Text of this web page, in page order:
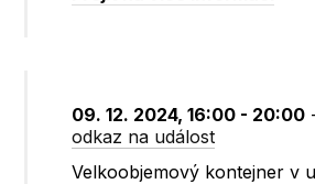
09. 12. 2024, 16:00 - 20:00
odkaz na událost
Velkoobjemový kontejner v